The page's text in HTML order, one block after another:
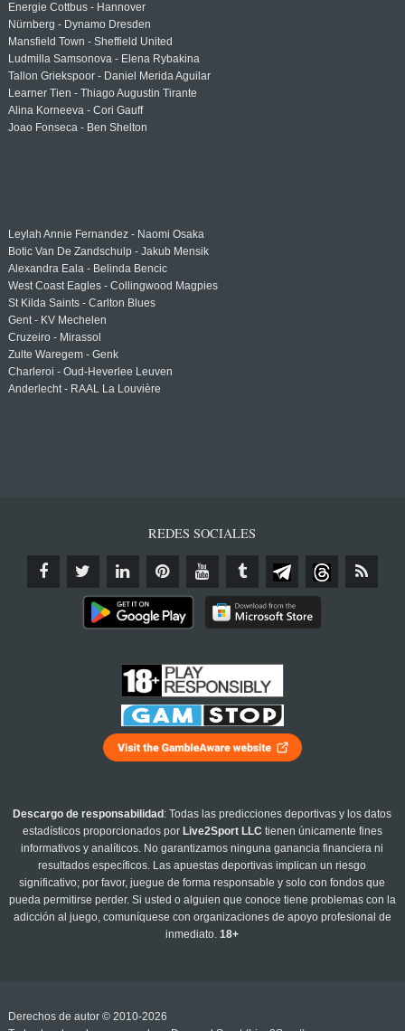
Energie Cottbus - Hannover
Nürnberg - Dynamo Dresden
Mansfield Town - Sheffield United
Ludmilla Samsonova - Elena Rybakina
Tallon Griekspoor - Daniel Merida Aguilar
Learner Tien - Thiago Augustin Tirante
Alina Korneeva - Cori Gauff
Joao Fonseca - Ben Shelton
Leylah Annie Fernandez - Naomi Osaka
Botic Van De Zandschulp - Jakub Mensik
Alexandra Eala - Belinda Bencic
West Coast Eagles - Collingwood Magpies
St Kilda Saints - Carlton Blues
Gent - KV Mechelen
Cruzeiro - Mirassol
Zulte Waregem - Genk
Charleroi - Oud-Heverlee Leuven
Anderlecht - RAAL La Louvière
REDES SOCIALES
Descargo de responsabilidad : Todas las predicciones deportivas y los datos
estadísticos proporcionados por Live2Sport LLC tienen únicamente fines
informativos y analíticos. No garantizamos ninguna ganancia financiera ni
resultados específicos. Las apuestas deportivas implican un riesgo
significativo; por favor, juegue de forma responsable y solo con fondos que
pueda permitirse perder. Si usted o alguien que conoce tiene problemas con la
adicción al juego, comuníquese con organizaciones de apoyo profesional de
inmediato.18+
Derechos de autor © 2010-2026